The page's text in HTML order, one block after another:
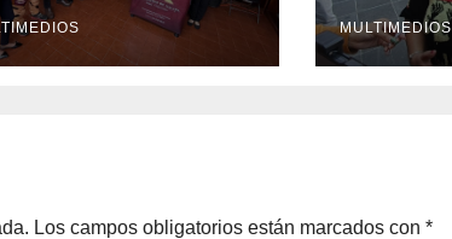
y Juvenil
MULTIMEDIOS
Los campos obligatorios están marcados con *